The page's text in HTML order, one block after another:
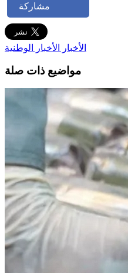
مشاركة
الأخبار الأخبار الوطنية
مواضيع ذات صلة